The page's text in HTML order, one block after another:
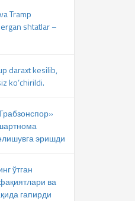
Tramp
shtatlar –
daraxt kesilib,
ko‘chirildi.
эришди
ўтган
ва
гапирди